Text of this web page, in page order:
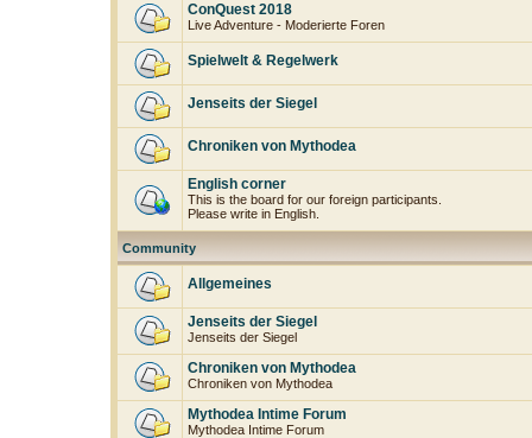
ConQuest 2018
Live Adventure - Moderierte Foren
Spielwelt & Regelwerk
Jenseits der Siegel
Chroniken von Mythodea
English corner
This is the board for our foreign participants.
Please write in English.
Community
Allgemeines
Jenseits der Siegel
Jenseits der Siegel
Chroniken von Mythodea
Chroniken von Mythodea
Mythodea Intime Forum
Mythodea Intime Forum